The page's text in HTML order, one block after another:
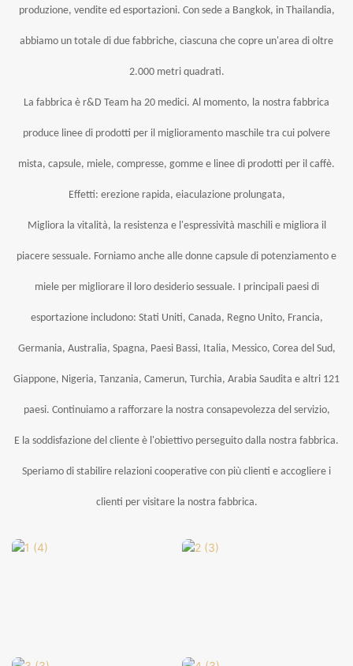
produzione, vendite ed esportazioni. Con sede a Bangkok, in Thailandia,
abbiamo un totale di due fabbriche, ciascuna che copre un'area di oltre
2.000 metri quadrati.
La fabbrica è r&D Team ha 20 medici. Al momento, la nostra fabbrica
produce linee di prodotti per il miglioramento maschile tra cui polvere
mista, capsule, miele, compresse, gomme e linee di prodotti per il caffè.
Effetti: erezione rapida, eiaculazione prolungata,
Migliora la vitalità, la resistenza e l'espressività maschili e migliora il
piacere sessuale. Forniamo anche alle donne capsule di potenziamento e
miele per migliorare il loro desiderio sessuale. I principali paesi di
esportazione includono: Stati Uniti, Canada, Regno Unito, Francia,
Germania, Australia, Spagna, Paesi Bassi, Italia, Messico, Corea del Sud,
Giappone, Nigeria, Tanzania, Camerun, Turchia, Arabia Saudita e altri 121
paesi. Continuiamo a rafforzare la nostra consapevolezza del servizio,
E la soddisfazione del cliente è l'obiettivo perseguito dalla nostra fabbrica.
Speriamo di stabilire relazioni cooperative con più clienti e accogliere i
clienti per visitare la nostra fabbrica.